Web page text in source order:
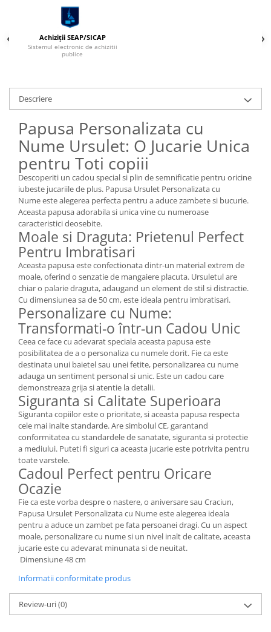
Achiziții SEAP/SICAP
Sistemul electronic de achizitii
publice
Descriere
Papusa Personalizata cu
Nume Ursulet: O Jucarie Unica
pentru Toti copiii
Descoperiti un cadou special si plin de semnificatie pentru oricine
iubeste jucariile de plus. Papusa Ursulet Personalizata cu
Nume este alegerea perfecta pentru a aduce zambete si bucurie.
Aceasta papusa adorabila si unica vine cu numeroase
caracteristici deosebite.
Moale si Draguta: Prietenul Perfect
Pentru Imbratisari
Aceasta papusa este confectionata dintr-un material extrem de
moale, oferind o senzatie de mangaiere placuta. Ursuletul are
chiar o palarie draguta, adaugand un element de stil si distractie.
Cu dimensiunea sa de 50 cm, este ideala pentru imbratisari.
Personalizare cu Nume:
Transformati-o într-un Cadou Unic
Ceea ce face cu adevarat speciala aceasta papusa este
posibilitatea de a o personaliza cu numele dorit. Fie ca este
destinata unui baietel sau unei fetite, personalizarea cu nume
adauga un sentiment personal si unic. Este un cadou care
demonstreaza grija si atentie la detalii.
Siguranta si Calitate Superioara
Siguranta copiilor este o prioritate, si aceasta papusa respecta
cele mai inalte standarde. Are simbolul CE, garantand
conformitatea cu standardele de sanatate, siguranta si protectie
a mediului. Puteti fi siguri ca aceasta jucarie este potrivita pentru
toate varstele.
Cadoul Perfect pentru Oricare
Ocazie
Fie ca este vorba despre o nastere, o aniversare sau Craciun,
Papusa Ursulet Personalizata cu Nume este alegerea ideala
pentru a aduce un zambet pe fata persoanei dragi. Cu un aspect
moale, personalizare cu nume si un nivel inalt de calitate, aceasta
jucarie este cu adevarat minunata si de neuitat.
Dimensiune 48 cm
Informatii conformitate produs
Review-uri(0)